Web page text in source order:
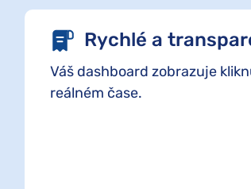
Rychlé a
Váš dashboard zobrazuje
reálném čase.